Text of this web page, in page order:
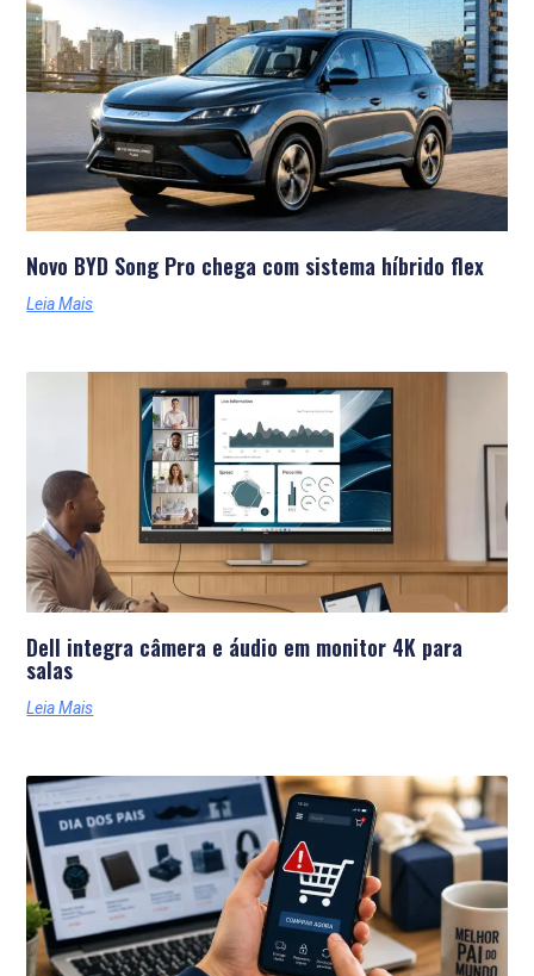
Novo BYD Song Pro chega com sistema híbrido flex
Leia Mais
Dell integra câmera e áudio em monitor 4K para
salas
Leia Mais